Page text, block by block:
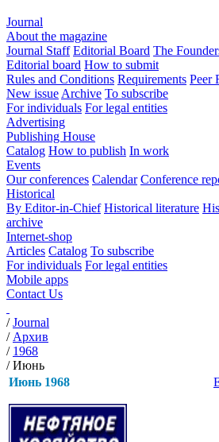
Journal
About the magazine
Journal Staff Editorial Board The
Editorial board How to submit
Rules and Conditions Requirements Peer
New issue Archive To subscribe
For individuals For legal entities
Advertising
Publishing House
Catalog How to publish In work
Events
Our conferences Calendar Conference
Historical
By Editor-in-Chief Historical literature
archive
Internet-shop
Articles Catalog To subscribe
For individuals For legal entities
Mobile apps
Contact Us
/Journal
/ Архив
/ 1968
/Июнь
Июнь 1968